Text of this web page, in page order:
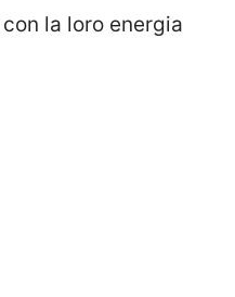
la loro energia